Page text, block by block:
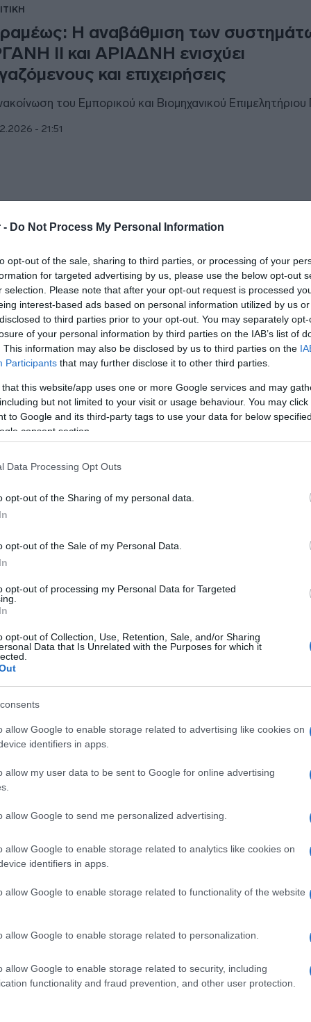
- Do Not Process My Personal Information
opt-out of the sale, sharing to third parties, or processing of your
for targeted advertising by us, please use the below opt-out
selection. Please note that after your opt-out request is processed
interest-based ads based on personal information utilized by us
to third parties prior to your opt-out. You may separately
of your personal information by third parties on the IAB’s list of
This information may also be disclosed by us to third parties on the
Participants that may further disclose it to other third parties.
that this website/app uses one or more Google services and may
but not limited to your visit or usage behaviour. You may
to Google and its third-party tags to use your data for below
consent section.
Data Processing Opt Outs
opt-out of the Sharing of my personal data.
opt-out of the Sale of my Personal Data.
opt-out of processing my Personal Data for Targeted
opt-out of Collection, Use, Retention, Sale, and/or Sharing
Data that Is Unrelated with the Purposes for which it
allow Google to enable storage related to advertising like cookies on
identifiers in apps.
allow my user data to be sent to Google for online advertising
allow Google to send me personalized advertising.
allow Google to enable storage related to analytics like cookies on
identifiers in apps.
allow Google to enable storage related to functionality of the website
allow Google to enable storage related to personalization.
allow Google to enable storage related to security, including
functionality and fraud prevention, and other user protection.
Η αναβάθμιση των
ΙΙ και ΑΡΙΑΔΝΗ ενισχύει
και επιχειρήσεις
του Εμπορικού και Βιομηχανικού Επιμελητήριου
- 21:51
με διαφάνεια και ασφάλιση με
σε ένα κοινωνικοασφαλιστικό σύστημα βιώσιμο,
- 15:34
ΙΙ” φέρνει τη νέα ψηφιακή
σε παραγωγική λειτουργία από τις 16 Φεβρουαρίου
317.301 νέες θέσεις εργασίας
Ιανουάριο έως τον Αύγουστο 2025
επίδοση πρώτου οκταμήνου έτους από το 2001
- 11:57
Πάνω από 3,5 εκατομμύρια
υπερωρίες στο
2025
- 10:15